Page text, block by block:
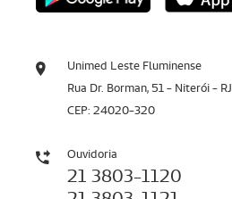
Unimed Leste Fluminense
Rua Dr. Borman, 51 - Niterói - RJ
CEP: 24020-320
Ouvidoria
21 3803-1120